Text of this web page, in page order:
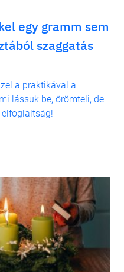
egy gramm sem
szaggatás
a praktikával a
lássuk be, örömteli, de